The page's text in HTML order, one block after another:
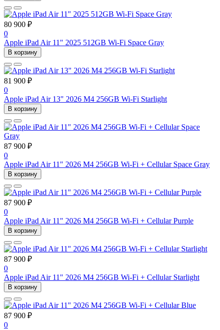
80 900 ₽
0
Apple iPad Air 11" 2025 512GB Wi-Fi Space Gray
В корзину
81 900 ₽
0
Apple iPad Air 13" 2026 M4 256GB Wi-Fi Starlight
В корзину
87 900 ₽
0
Apple iPad Air 11" 2026 M4 256GB Wi-Fi + Cellular Space Gray
В корзину
87 900 ₽
0
Apple iPad Air 11" 2026 M4 256GB Wi-Fi + Cellular Purple
В корзину
87 900 ₽
0
Apple iPad Air 11" 2026 M4 256GB Wi-Fi + Cellular Starlight
В корзину
87 900 ₽
0